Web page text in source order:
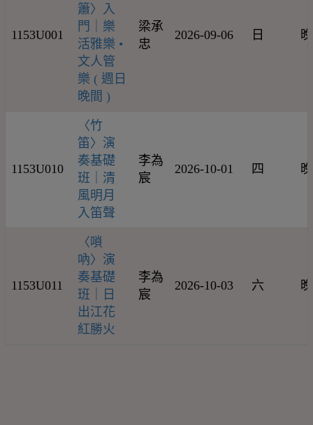
1153U001
簫〉入
門｜樂
活雅樂 •
文人管
樂 ( 週日
晚間 )
梁承
忠
2026-09-06 日
1153U010
〈竹
笛〉演
奏基礎
班｜清
風明月
入笛聲
李為
宸
2026-10-01 四
1153U011
〈嗩
吶〉演
奏基礎
班｜日
出江花
紅勝火
李為
宸
2026-10-03 六